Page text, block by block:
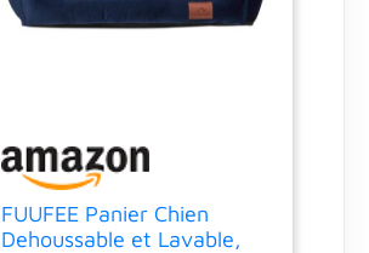
FUUFEE Panier Chien
Dehoussable et Lavable,